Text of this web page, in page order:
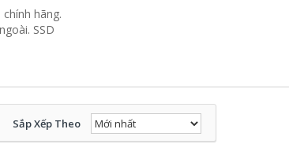
hãng.
SSD
Sắp Xếp Theo